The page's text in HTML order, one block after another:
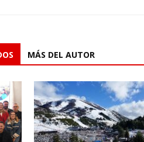
MÁS DEL AUTOR